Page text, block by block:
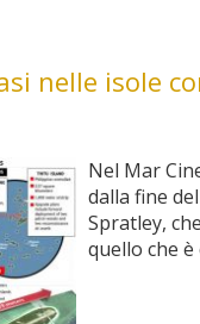
nelle isole
Nel Mar
dalla fine
Spratley,
quello che